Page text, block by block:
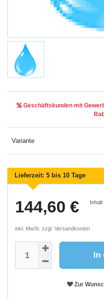
Geschäftskunden mit
Variante
Lieferzeit: 5 bis 10 Tage
144,60 € Inhalt
inkl. MwSt. zzgl. Versandkosten
In
Zur